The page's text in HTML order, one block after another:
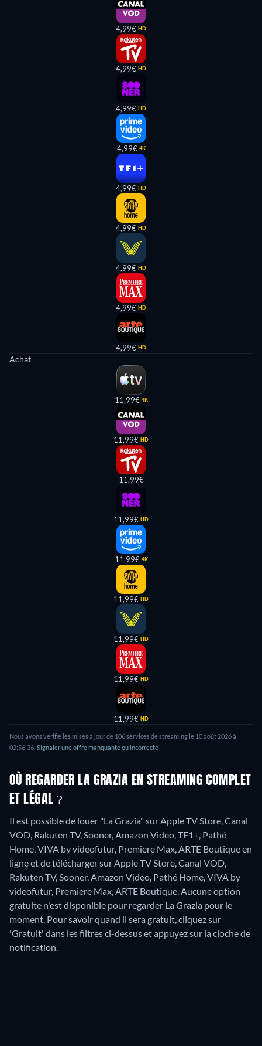
4,99€ HD
4,99€ HD
4,99€ HD
4,99€ 4K
4,99€ HD
4,99€ HD
4,99€ HD
4,99€ HD
4,99€ HD
Achat
11,99€ 4K
11,99€ HD
11,99€
11,99€ HD
11,99€ 4K
11,99€ HD
11,99€ HD
11,99€ HD
11,99€ HD
Nous avons vérifié les mises à jour de 106services de streaming le 10 août 2026à
02:56:36 Signaler une offre manquante ou incorrecte
OÙ REGARDER LA GRAZIA EN STREAMING COMPLET
ET LÉGAL ?
Il est possible de louer "La Grazia" sur Apple TV Store, Canal
VOD, Rakuten TV, Sooner, Amazon Video, TF1+, Pathé
Home, VIVA by videofutur, Premiere Max, ARTE Boutique en
ligne et de télécharger sur Apple TV Store, Canal VOD,
Rakuten TV, Sooner, Amazon Video, Pathé Home, VIVA by
videofutur, Premiere Max, ARTE Boutique.Aucune option
gratuite n'est disponible pour regarder La Grazia pour le
moment. Pour savoir quand il sera gratuit, cliquez sur
'Gratuit' dans les filtres ci-dessus et appuyez sur la cloche de
notification.